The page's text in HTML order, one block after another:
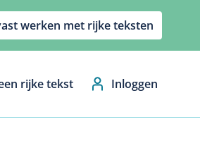
werken met rijke teksten
rijke tekst Inloggen